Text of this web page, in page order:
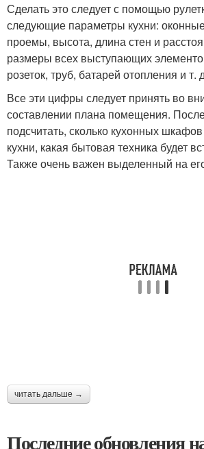
Сделать это следует с помощью
следующие параметры кухни:
проемы, высота, длина стен и
размеры всех выступающих
розеток, труб, батарей отопления и т.
Все эти цифры следует принять во
составлении плана помещения.
подсчитать, сколько кухонных
кухни, какая бытовая техника будет
Также очень важен выделенный на
читать дальше →
Последние обновления